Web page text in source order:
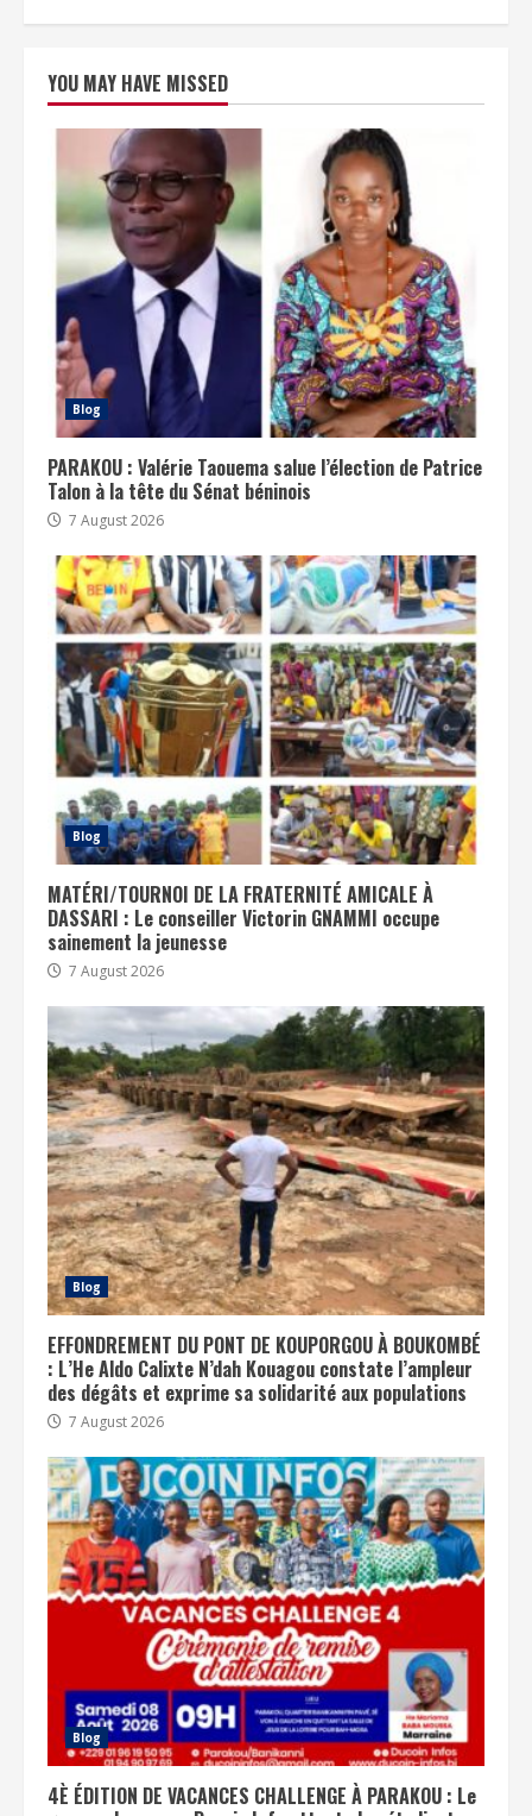
YOU MAY HAVE MISSED
Blog
PARAKOU : Valérie Taouema salue l’élection de Patrice
Talon à la tête du Sénat béninois
7 August 2026
Blog
MATÉRI/TOURNOI DE LA FRATERNITÉ AMICALE À
DASSARI : Le conseiller Victorin GNAMMI occupe
sainement la jeunesse
7 August 2026
Blog
EFFONDREMENT DU PONT DE KOUPORGOU À BOUKOMBÉ
: L’He Aldo Calixte N’dah Kouagou constate l’ampleur
des dégâts et exprime sa solidarité aux populations
7 August 2026
Blog
4È ÉDITION DE VACANCES CHALLENGE À PARAKOU : Le